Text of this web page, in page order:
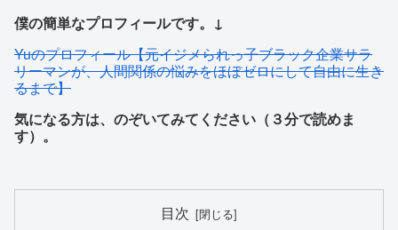
僕の簡単なプロフィールです。↓
Yuのプロフィール【元イジメられっ子ブラック企業サラ
リーマンが、人間関係の悩みをほぼゼロにして自由に生き
るまで】
気になる方は、のぞいてみてください（３分で読めま
す）。
目次